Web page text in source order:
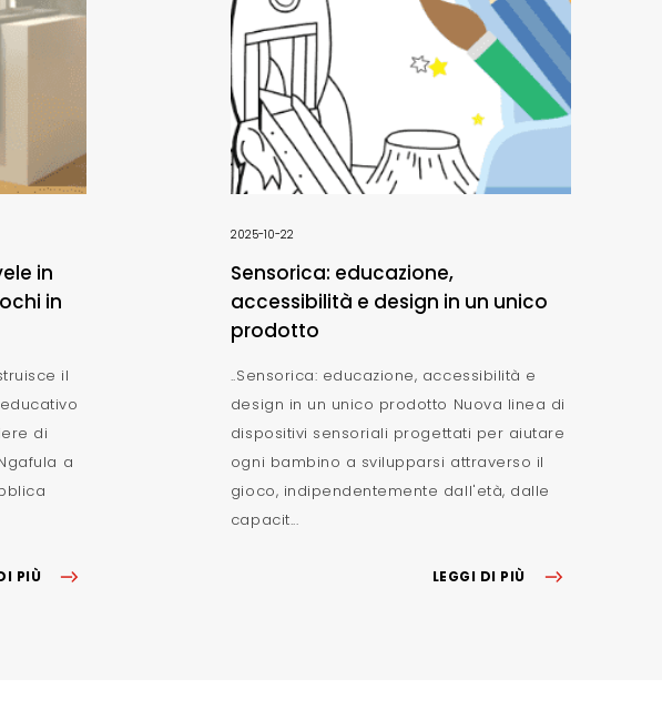
in
in
il
di
a
PIÙ
2025-10-22
Sensorica: educazione,
accessibilità e design in un unico
prodotto
..Sensorica: educazione, accessibilità e
design in un unico prodotto Nuova linea di
dispositivi sensoriali progettati per aiutare
ogni bambino a svilupparsi attraverso il
gioco, indipendentemente dall'età, dalle
capacit...
LEGGI DI PIÙ